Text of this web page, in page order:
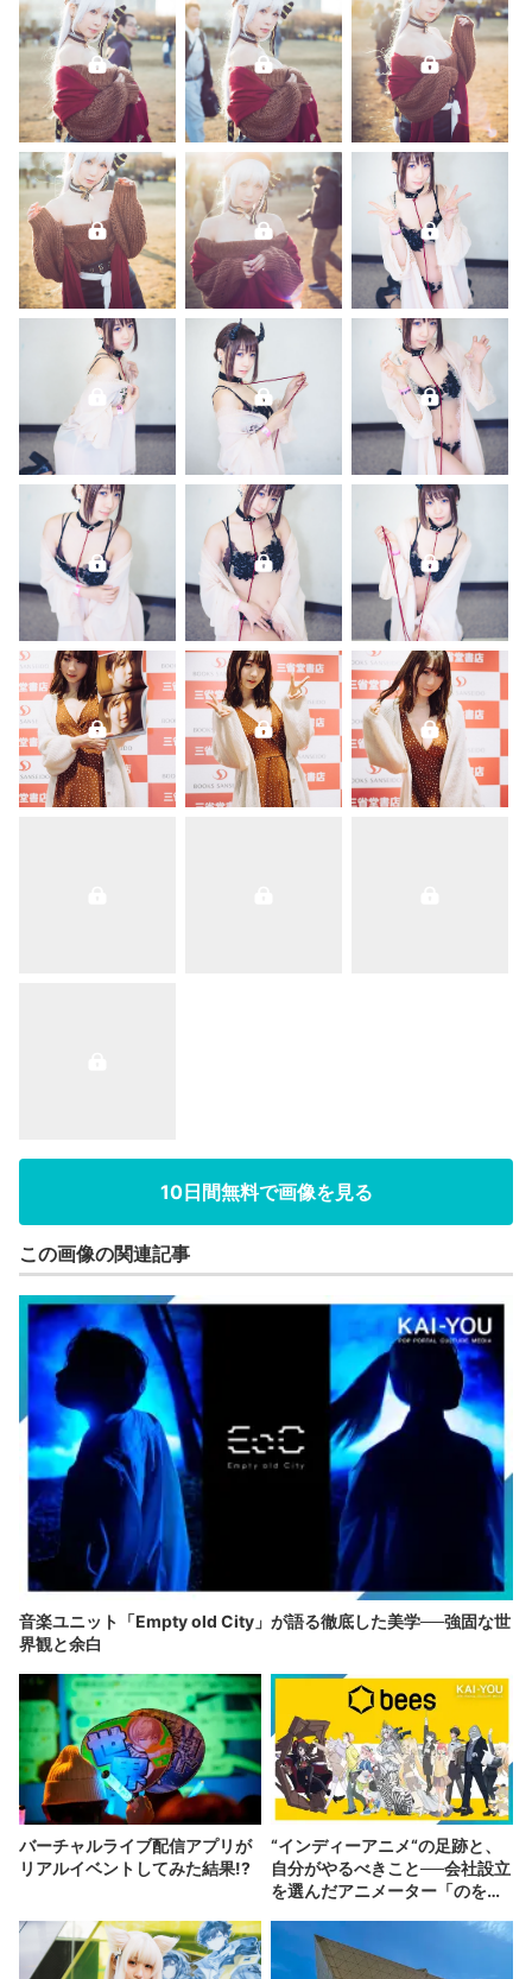
10日間無料で画像を見る
この画像の関連記事
音楽ユニット「Empty old City」が語る徹底した美学──強固な世
界観と余白
バーチャルライブ配信アプリが
リアルイベントしてみた結果!?
“インディーアニメ“の足跡と、
自分がやるべきこと──会社設立
を選んだアニメーター「のを